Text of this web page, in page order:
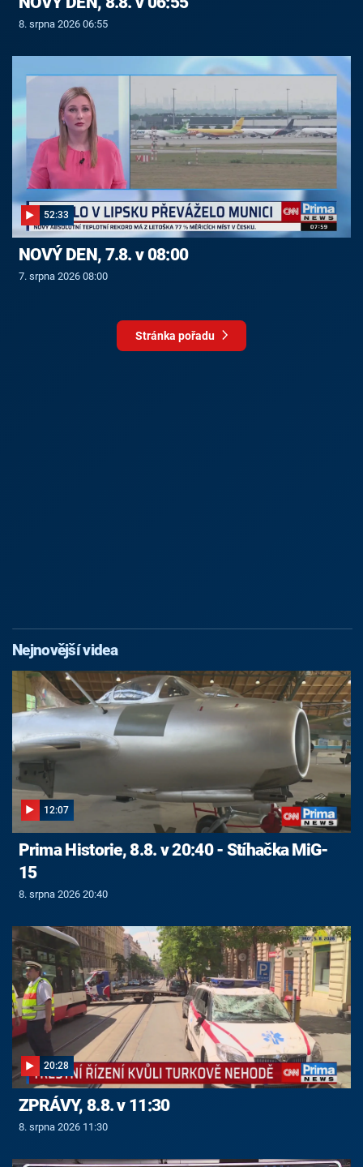
8. srpna 2026 06:55
52:33
NOVÝ DEN, 7.8. v 08:00
7. srpna 2026 08:00
Stránka pořadu
Nejnovější videa
12:07
Prima Historie, 8.8. v 20:40 - Stíhačka MiG-
15
8. srpna 2026 20:40
20:28
ZPRÁVY, 8.8. v 11:30
8. srpna 2026 11:30